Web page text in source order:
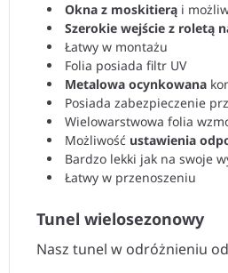
Okna z moskitierą i
Szerokie wejście z roletą
Łatwy w montażu
Folia posiada filtr UV
Metalowa ocynkowana
Posiada zabezpieczenie
Wielowarstwowa folia
Możliwość ustawienia
Bardzo lekki jak na swoje
Łatwy w przenoszeniu
Tunel wielosezonowy
Nasz tunel w odróżnieniu